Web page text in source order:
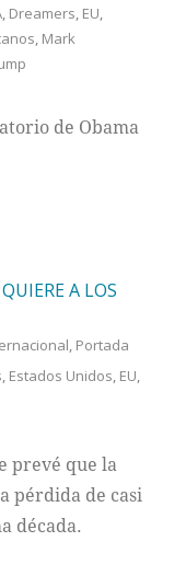
, Dreamers, EU,
, Mark
de Obama
A LOS
, Portada
, Estados Unidos, EU,
prevé que la
pérdida de casi
década.